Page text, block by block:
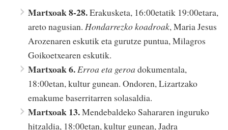
Martxoak 8-28.Erakusketa, 16:00etatik 19:00etara,
areto nagusian. Hondarrezko koadroak, Maria Jesus
Arozenaren eskutik eta gurutze puntua, Milagros
Goikoetxearen eskutik.
Martxoak 6.Erroa eta geroa dokumentala,
18:00etan, kultur gunean. Ondoren, Lizartzako
emakume baserritarren solasaldia.
Martxoak 13.Mendebaldeko Sahararen inguruko
hitzaldia, 18:00etan, kultur gunean, Jadra